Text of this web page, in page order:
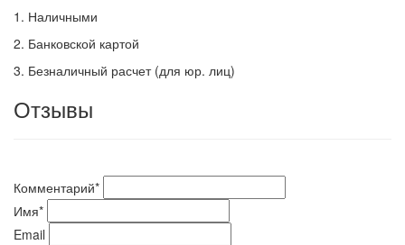
1. Наличными
2. Банковской картой
3. Безналичный расчет (для юр. лиц)
Отзывы
Комментарий*
Имя*
Email